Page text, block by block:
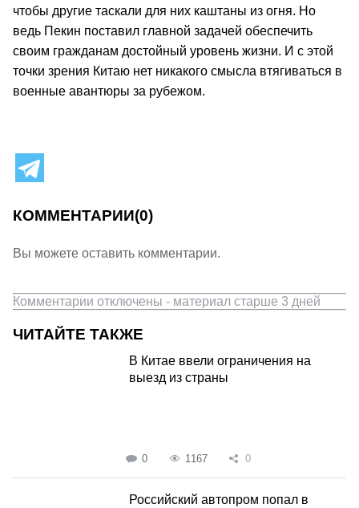
чтобы другие таскали для них каштаны из огня. Но
ведь Пекин поставил главной задачей обеспечить
своим гражданам достойный уровень жизни. И с этой
точки зрения Китаю нет никакого смысла втягиваться в
военные авантюры за рубежом.
КОММЕНТАРИИ(0)
Вы можете оставить комментарии.
Комментарии отключены - материал старше 3 дней
ЧИТАЙТЕ ТАКЖЕ
В Китае ввели ограничения на
выезд из страны
0 1167 0
Российский автопром попал в